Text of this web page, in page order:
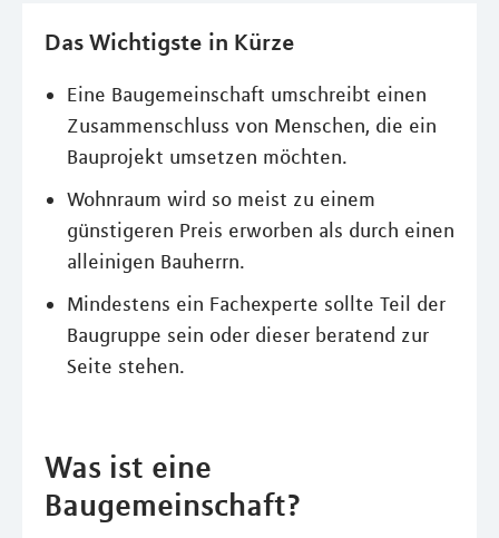
Das Wichtigste in Kürze
Eine Baugemeinschaft umschreibt einen
Zusammenschluss von Menschen, die ein
Bauprojekt umsetzen möchten.
Wohnraum wird so meist zu einem
günstigeren Preis erworben als durch einen
alleinigen Bauherrn.
Mindestens ein Fachexperte sollte Teil der
Baugruppe sein oder dieser beratend zur
Seite stehen.
Was ist eine
Baugemeinschaft?